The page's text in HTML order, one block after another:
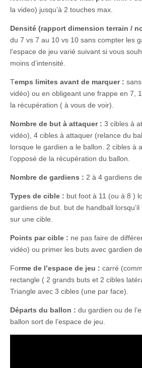
la video) jusqu’à 2 touches max.
Densité (rapport dimension terrain /
du 7 vs 7 au 10 vs 10 sans compter les
l’espace de jeu varié suivant si vous
moins d’intensité.
Temps limites avant de marquer :
vidéo) ou en obligeant une frappe en 7,
la récupération ( à vous de voir).
Nombre de but à attaquer : 3 cibles à
vidéo), 4 cibles à attaquer (relance du
lorsque le gardien a le ballon. 2 cibles à
l’opposé de la récupération du ballon.
Nombre de gardiens : 2 à 4 gardiens de
Types de cible : but foot à 11 (ou à 8 )
gardiens de but. but de handball lorsqu’il
sur une cible.
Points par cible : ne pas faire de
vidéo) ou primer les buts avec gardien
Forme de l’espace de jeu : carré
rectangle ( 2 grands buts et 2 cibles
Triangle avec 3 cibles (une par face).
Départs du ballon : du gardien ou de
ballon sort de l’espace de jeu.